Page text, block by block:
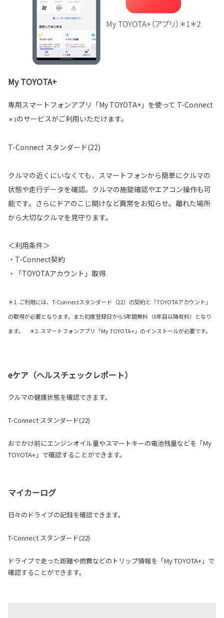
My TOYOTA+
専用スマートフォンアプリ「My TOYOTA+」を使って T-Connect
＊1のサービスがご利用いただけます。
T-Connect スタンダード(22)
クルマの近くにいなくても、スマートフォンから簡単にクルマの
状態や走行データを確認。クルマの施錠確認やエアコン操作も可
能です。さらにドアのこじ開けなど異常をお知らせ。離れた場所
から大切なクルマを見守ります。
＜利用条件＞
・T-Connect契約
・「TOYOTAアカウント」取得
＊1. ご利用には、T-Connectスタンダード（22）の契約と「TOYOTAアカウント」
の取得が必要となります。また初度登録日から5年間無料（6年目以降有料）となり
ます。 ＊2. スマートフォンアプリ「My TOYOTA+」のインストールが必要です。
eケア（ヘルスチェックレポート）
クルマの健康状態を確認できます。
T-Connect スタンダード(22)
おでかけ前にエンジンオイル量やスマートキーの電池残量などを「My
TOYOTA+」で確認することができます。
マイカーログ
日々のドライブの記録を確認できます。
T-Connect スタンダード(22)
ドライブで走った距離や燃費などのトリップ情報を「My TOYOTA+」で
確認することができます。